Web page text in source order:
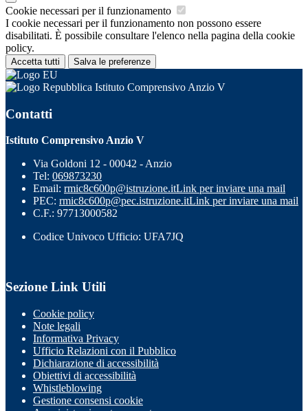
Cookie necessari per il funzionamento
I cookie necessari per il funzionamento non possono essere
disabilitati. È possibile consultare l'elenco nella pagina della cookie
policy.
Accetta tutti Salva le preferenze
Istituto Comprensivo Anzio V
Contatti
Istituto Comprensivo Anzio V
Via Goldoni 12 - 00042 - Anzio
Tel: 069873230
Email: rmic8c600p@istruzione.itLink per inviare una mail
PEC: rmic8c600p@pec.istruzione.itLink per inviare una mail
C.F.: 97713000582
Codice Univoco Ufficio: UFA7JQ
Sezione Link Utili
Cookie policy
Note legali
Informativa Privacy
Ufficio Relazioni con il Pubblico
Dichiarazione di accessibilità
Obiettivi di accessibilità
Whistleblowing
Gestione consensi cookie